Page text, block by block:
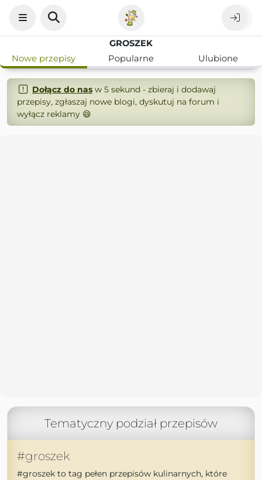
GROSZEK
Nowe przepisy
Popularne Ulubione
Dołącz do nasw 5 sekund - zbieraj i dodawaj
przepisy, zgłaszaj nowe blogi, dyskutuj na forum i
wyłącz reklamy 😄
Tematyczny podział przepisów
#groszek
#groszek to tag pełen przepisów kulinarnych, które